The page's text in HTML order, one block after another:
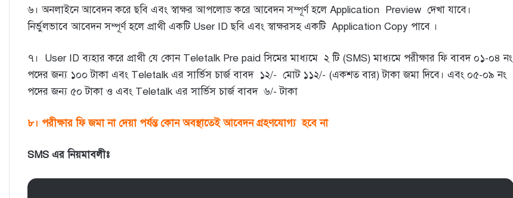
৬। অনলাইনে আবেদন করে ছবি এবং স্বাক্ষর আপলোড করে আবেদন সম্পূর্ণ হলে Application Preview দেখা যাবে।
নির্ভুলভাবে আবেদন সম্পূর্ণ হলে প্রাথী একটি User ID ছবি এবং স্বাক্ষরসহ একটি Application Copy পাবে ।
৭। User ID ব্যহার করে প্রাথী যে কোন Teletalk Pre paid সিমের মাধ্যমে ২ টি (SMS) মাধ্যমে পরীক্ষার ফি বাবদ ০১-০৪ নং
পদের জন্য ১০০ টাকা এবং Teletalk এর সার্ভিস চার্জ বাবদ ১২/- মোট ১১২/- (একশত বার) টাকা জমা দিবে। এবং ০৫-০৯ নং
পদের জন্য ৫০ টাকা ও এবং Teletalk এর সার্ভিস চার্জ বাবদ ৬/- টাকা
৮। পরীক্ষার ফি জমা না দেয়া পর্যন্ত কোন অবস্থাতেই আবেদন গ্রহণযোগ্য হবে না
SMS এর নিয়মাবলীঃ